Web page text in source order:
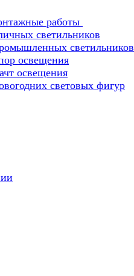
работы
светильников
светильников
освещения
освещения
световых фигур